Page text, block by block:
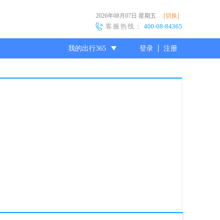
2026年08月07日 星期五 [切换]
客服热线： 400-08-84365
我的出行365 登录 注册